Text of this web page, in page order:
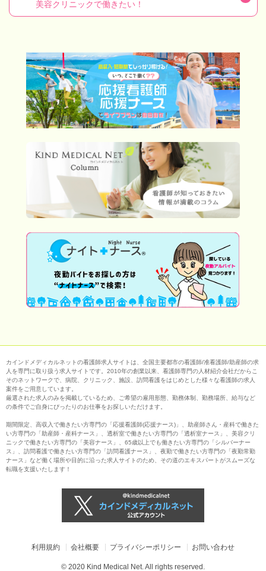
美容クリニックで働きたい！
カインドメディカルネットの看護師求人サイトは、全国主要都市の看護師/准看護師/助産師の求
人を専門に取り扱う求人サイトです。2010年の創業以来、看護師専門の人材紹介会社だからこ
そのネットワークで、病院、クリニック、施設、訪問看護をはじめとした様々な看護師の求人
案件をご用意しています。
厳選された求人のみを掲載しているため、ご希望の雇用形態、勤務体制、勤務場所、給与など
の条件でご自身にぴったりのお仕事をお探しいただけます。
期間限定、高収入で働きたい方専門の「応援看護師(応援ナース)」、助産師さん・産科で働きた
い方専門の「助産師・産科ナース」、透析室で働きたい方専門の「透析室ナース」、美容クリ
ニックで働きたい方専門の「美容ナース」、65歳以上でも働きたい方専門の「シルバーナー
ス」、訪問看護で働きたい方専門の「訪問看護ナース」、夜勤で働きたい方専門の「夜勤常勤
ナース」など働く場所や目的に沿った求人サイトのため、その道のエキスパートがスムーズな
転職を支援いたします！
利用規約 会社概要 プライバシーポリシー お問い合わせ
© 2020 Kind Medical Net. All rights reserved.